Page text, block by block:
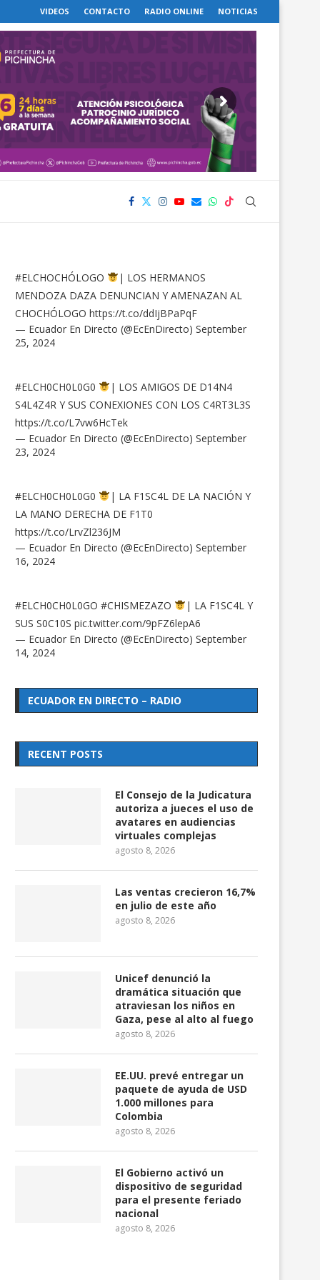
VIDEOS CONTACTO RADIO ONLINE NOTICIAS
#ELCHOCHÓLOGO
| LOS HERMANOS
MENDOZA DAZA DENUNCIAN Y AMENAZAN AL
CHOCHÓLOGO https://t.co/ddIjBPaPqF
— Ecuador En Directo (@EcEnDirecto) September
25, 2024
#ELCH0CH0L0G0
| LOS AMIGOS DE D14N4
S4L4Z4R Y SUS CONEXIONES CON LOS C4RT3L3S
https://t.co/L7vw6HcTek
— Ecuador En Directo (@EcEnDirecto) September
23, 2024
#ELCH0CH0L0G0
| LA F1SC4L DE LA NACIÓN Y
LA MANO DERECHA DE F1T0
https://t.co/LrvZl236JM
— Ecuador En Directo (@EcEnDirecto) September
16, 2024
#ELCH0CH0L0GO #CHISMEZAZO
| LA F1SC4L Y
SUS S0C10S pic.twitter.com/9pFZ6lepA6
— Ecuador En Directo (@EcEnDirecto) September
14, 2024
ECUADOR EN DIRECTO – RADIO
RECENT POSTS
El Consejo de la Judicatura
autoriza a jueces el uso de
avatares en audiencias
virtuales complejas
agosto 8, 2026
Las ventas crecieron 16,7%
en julio de este año
agosto 8, 2026
Unicef denunció la
dramática situación que
atraviesan los niños en
Gaza, pese al alto al fuego
agosto 8, 2026
EE.UU. prevé entregar un
paquete de ayuda de USD
1.000 millones para
Colombia
agosto 8, 2026
El Gobierno activó un
dispositivo de seguridad
para el presente feriado
nacional
agosto 8, 2026